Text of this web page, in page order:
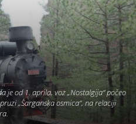
je od 1. aprila, voz „Nostalgija“ počeo
„Šarganska osmica“, na relaciji